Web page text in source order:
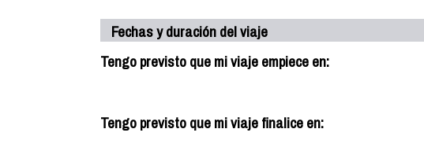
Fechas y duración del viaje
Tengo previsto que mi viaje empiece en:
Tengo previsto que mi viaje finalice en: